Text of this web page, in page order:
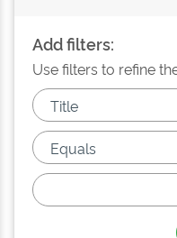
Add filters:
Use filters to refine